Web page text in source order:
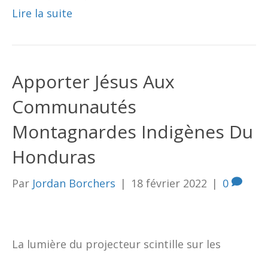
Lire la suite
Apporter Jésus Aux
Communautés
Montagnardes Indigènes Du
Honduras
Par Jordan Borchers | 18 février 2022 | 0
La lumière du projecteur scintille sur les